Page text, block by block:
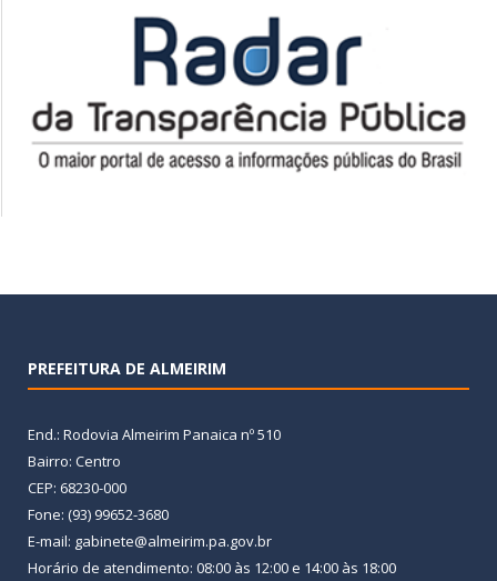
PREFEITURA DE ALMEIRIM
End.: Rodovia Almeirim Panaica nº 510
Bairro: Centro
CEP: 68230-000
Fone: (93) 99652-3680
E-mail: gabinete@almeirim.pa.gov.br
Horário de atendimento: 08:00 às 12:00 e 14:00 às 18:00